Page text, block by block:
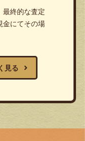
最終的な査定
金にてその場
見る